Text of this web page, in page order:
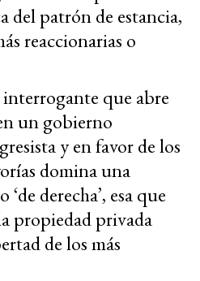
del patrón de estancia,
reaccionarias o
que abre
un gobierno
y en favor de los
domina una
derecha’, esa que
propiedad privada
de los más